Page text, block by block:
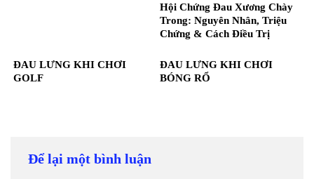
Hội Chứng Đau Xương Chày
Trong: Nguyên Nhân, Triệu
Chứng & Cách Điều Trị
ĐAU LƯNG KHI CHƠI
GOLF
ĐAU LƯNG KHI CHƠI
BÓNG RỔ
Để lại một bình luận